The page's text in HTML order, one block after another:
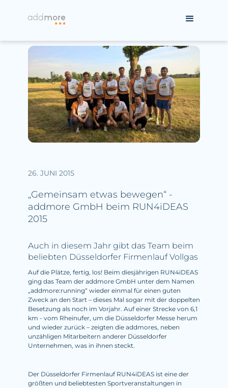
26. JUNI 2015
„Gemeinsam etwas bewegen“ -
addmore GmbH beim RUN4iDEAS
2015
Auch in diesem Jahr gibt das Team beim
beliebten Düsseldorfer Firmenlauf Vollgas
Auf die Plätze, fertig, los! Beim diesjährigen RUN4iDEAS
ging das Team der addmore GmbH unter dem Namen
„addmore:running“ wieder einmal für einen guten
Zweck an den Start – dieses Mal sogar mit der doppelten
Besetzung als noch im Vorjahr. Auf einer Strecke von 6,1
km - vom Rheinufer, um die Düsseldorfer Messe herum
und wieder zurück – zeigten die addmores, neben
unzähligen Mitarbeitern anderer Düsseldorfer
Unternehmen, was in ihnen steckt.
Der Düsseldorfer Firmenlauf RUN4iDEAS ist eine der
größten und beliebtesten Sportveranstaltungen in